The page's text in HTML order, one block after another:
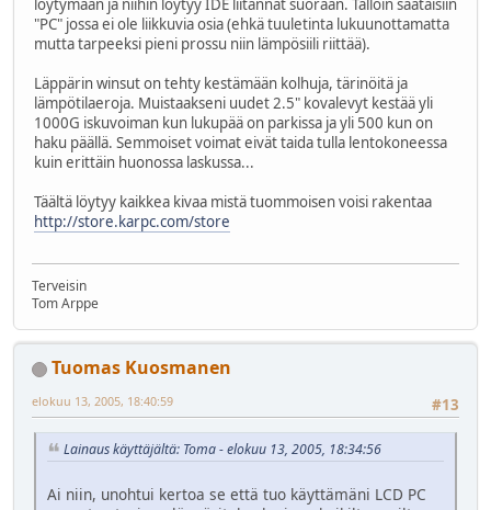
löytymään ja niihin löytyy IDE liitännät suoraan. Tällöin saataisiin
"PC" jossa ei ole liikkuvia osia (ehkä tuuletinta lukuunottamatta
mutta tarpeeksi pieni prossu niin lämpösiili riittää).
Läppärin winsut on tehty kestämään kolhuja, tärinöitä ja
lämpötilaeroja. Muistaakseni uudet 2.5" kovalevyt kestää yli
1000G iskuvoiman kun lukupää on parkissa ja yli 500 kun on
haku päällä. Semmoiset voimat eivät taida tulla lentokoneessa
kuin erittäin huonossa laskussa...
Täältä löytyy kaikkea kivaa mistä tuommoisen voisi rakentaa
http://store.karpc.com/store
Terveisin
Tom Arppe
Tuomas Kuosmanen
#13
elokuu 13, 2005, 18:40:59
Lainaus käyttäjältä: Toma - elokuu 13, 2005, 18:34:56
Ai niin, unohtui kertoa se että tuo käyttämäni LCD PC